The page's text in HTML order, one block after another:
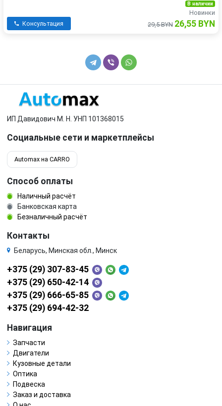
Консультация
В наличии
Новинки
29,5 BYN 26,55 BYN
ИП Давидович М. Н. УНП 101368015
Социальные сети и маркетплейсы
Automax на CARRO
Способ оплаты
Наличный расчёт
Банковская карта
Безналичный расчёт
Контакты
Беларусь, Минская обл., Минск
+375 (29) 307-83-45
+375 (29) 650-42-14
+375 (29) 666-65-85
+375 (29) 694-42-32
Навигация
Запчасти
Двигатели
Кузовные детали
Оптика
Подвеска
Заказ и доставка